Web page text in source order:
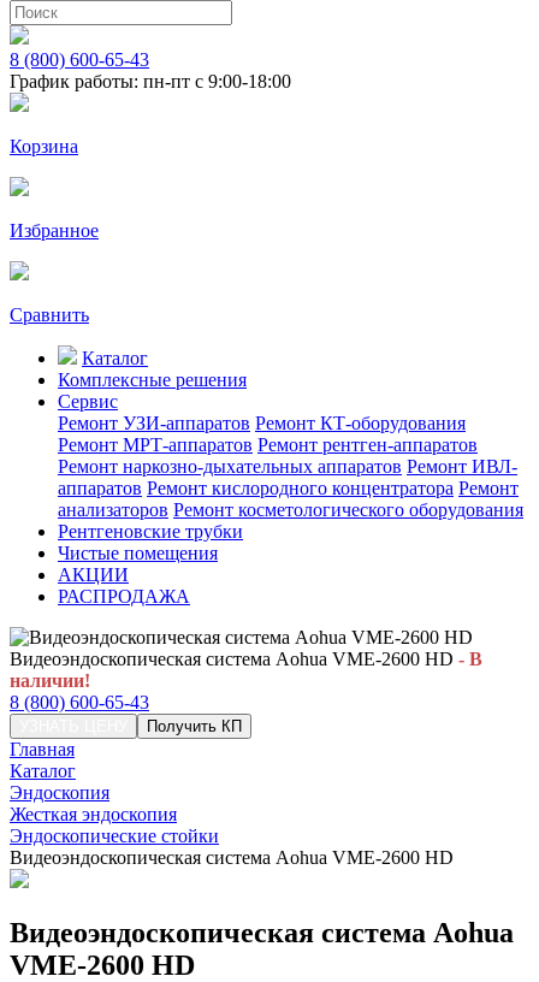
8 (800) 600-65-43
График работы: пн-пт с 9:00-18:00
Корзина
Избранное
Сравнить
Каталог
Комплексные решения
Сервис
Ремонт УЗИ-аппаратов Ремонт КТ-оборудования
Ремонт МРТ-аппаратов Ремонт рентген-аппаратов
Ремонт наркозно-дыхательных аппаратов Ремонт ИВЛ-
аппаратов Ремонт кислородного концентратора Ремонт
анализаторов Ремонт косметологического оборудования
Рентгеновские трубки
Чистые помещения
АКЦИИ
РАСПРОДАЖА
Видеоэндоскопическая система Aohua VME-2600 HD - В
наличии!
8 (800) 600-65-43
Получить КП
Главная
Каталог
Эндоскопия
Жесткая эндоскопия
Эндоскопические стойки
Видеоэндоскопическая система Aohua VME-2600 HD
Видеоэндоскопическая система Aohua
VME-2600 HD